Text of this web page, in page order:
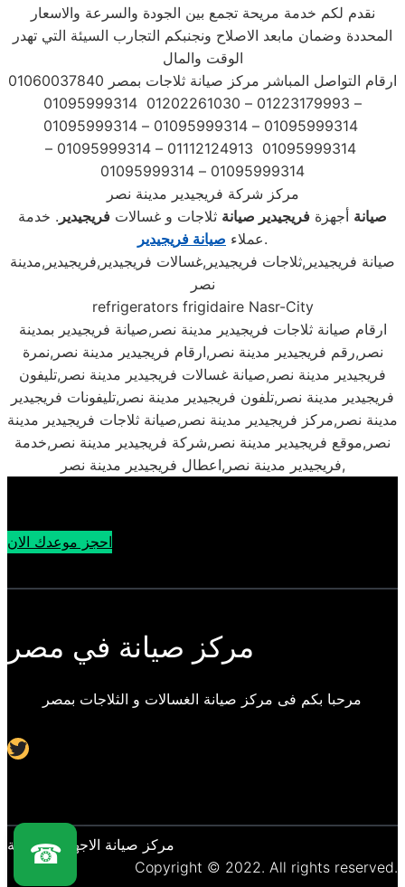
نقدم لكم خدمة مريحة تجمع بين الجودة والسرعة والاسعار
المحددة وضمان مابعد الاصلاح ونجنبكم التجارب السيئة التي تهدر
الوقت والمال
ارقام التواصل المباشر مركز صيانة ثلاجات بمصر 01060037840
– 01223179993 – 01202261030 01095999314
01095999314 – 01095999314 – 01095999314
01095999314 01112124913 – 01095999314 –
01095999314 – 01095999314
مركز شركة فريجيدير مدينة نصر
صيانة أجهزة فريجيدير صيانة ثلاجات و غسالات فريجيدير . خدمة
عملاء صيانة فريجيدير
.
صيانة فريجيدير,ثلاجات فريجيدير,غسالات فريجيدير,فريجيدير,مدينة
نصر
refrigerators frigidaire Nasr-City
ارقام صيانة ثلاجات فريجيدير مدينة نصر,صيانة فريجيدير بمدينة
نصر,رقم فريجيدير مدينة نصر,ارقام فريجيدير مدينة نصر,نمرة
فريجيدير مدينة نصر,صيانة غسالات فريجيدير مدينة نصر,تليفون
فريجيدير مدينة نصر,تلفون فريجيدير مدينة نصر,تليفونات فريجيدير
مدينة نصر,مركز فريجيدير مدينة نصر,صيانة ثلاجات فريجيدير مدينة
نصر,موقع فريجيدير مدينة نصر,شركة فريجيدير مدينة نصر,خدمة
فريجيدير مدينة نصر,اعطال فريجيدير مدينة نصر,
احجز موعدك الان
مركز صيانة في مصر
مرحبا بكم فى مركز صيانة الغسالات و الثلاجات بمصر
Twitter
مركز صيانة الاجهزة المنزلية
Copyright © 2022. All rights reserved.
☎